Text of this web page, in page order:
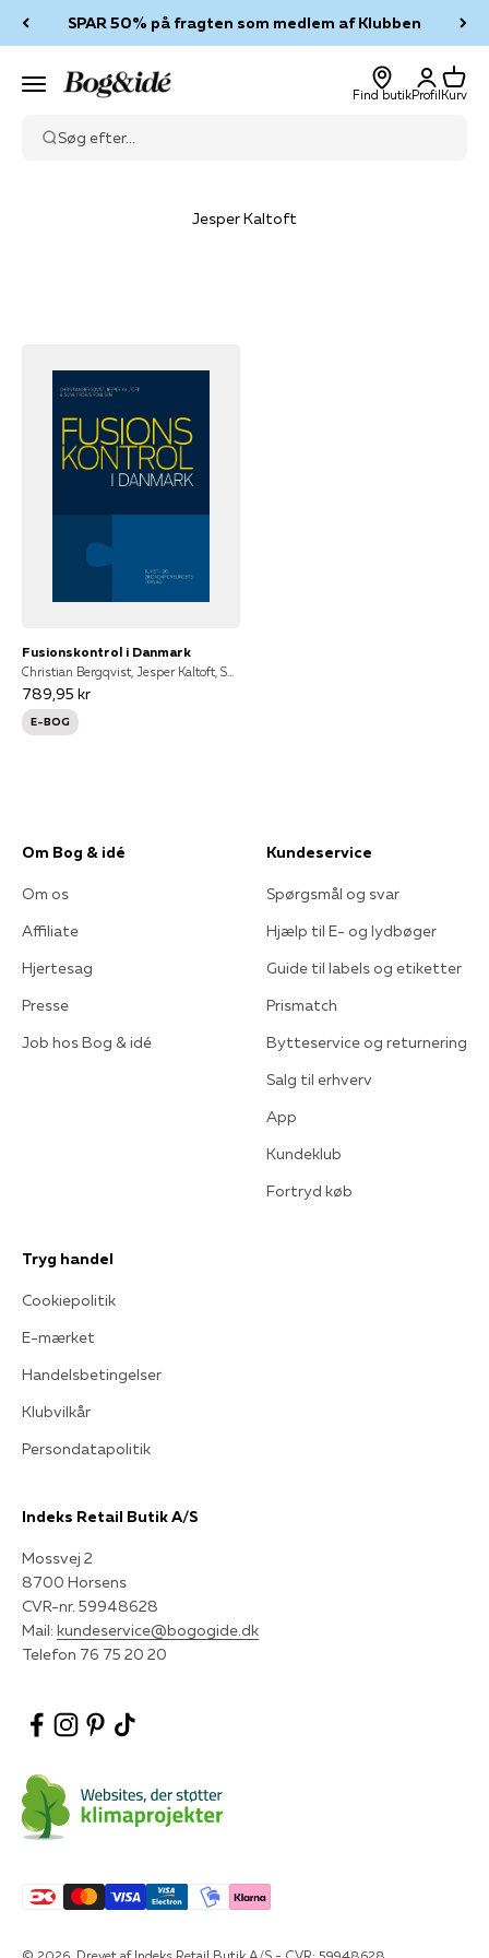
SPAR 50% på fragten som medlem af Klubben
Menu Bog & idé
Find butik
Log ind
Profil
Kurv
Kurv
Søg efter...
Jesper Kaltoft
Fusionskontrol i Danmark
Christian Bergqvist, Jesper Kaltoft, Sune Troels Poulsen
789,95 kr
E-BOG
Om Bog & idé
Om os
Affiliate
Hjertesag
Presse
Job hos Bog & idé
Kundeservice
Spørgsmål og svar
Hjælp til E- og lydbøger
Guide til labels og etiketter
Prismatch
Bytteservice og returnering
Salg til erhverv
App
Kundeklub
Fortryd køb
Tryg handel
Cookiepolitik
E-mærket
Handelsbetingelser
Klubvilkår
Persondatapolitik
Indeks Retail Butik A/S
Mossvej 2
8700 Horsens
CVR-nr. 59948628
Mail: kundeservice@bogogide.dk
Telefon 76 75 20 20